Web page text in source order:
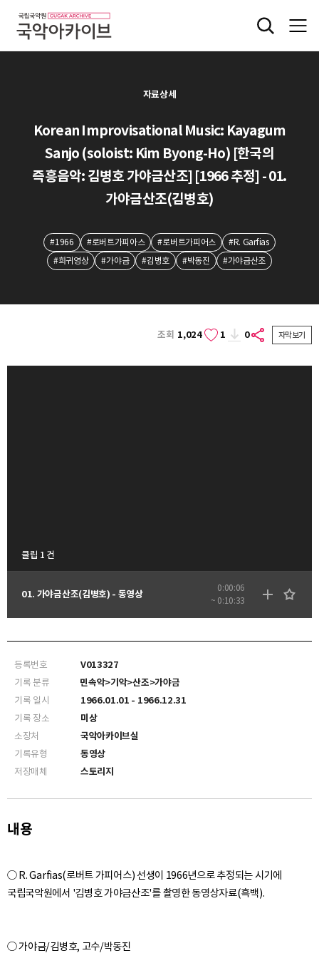
자료상세
Korean Improvisational Music: Kayagum
Sanjo (soloist: Kim Byong-Ho) [한국의
즉흥음악: 김병호 가야금산조] [1966 추정] - 01.
가야금산조(김병호)
#1966 #로버트가피아스 #로버트가피어스
#R. Garfias
#희귀영상
#가야금 #김병호 #박동진 #가야금산조
조회 1,024 1 0 자막보기
클립 1 건
01. 가야금산조(김병호) - 동영상
0:00:06
~ 0:10:33
등록번호
V013327
기록 분류
민속악>기악>산조>가야금
기록 일시
1966.01.01 - 1966.12.31
기록 장소
미상
소장처
국악아카이브실
기록유형
동영상
저장매체
스토리지
내용
○ R. Garfias(로버트 가피어스) 선생이 1966년으로 추정되는 시기에